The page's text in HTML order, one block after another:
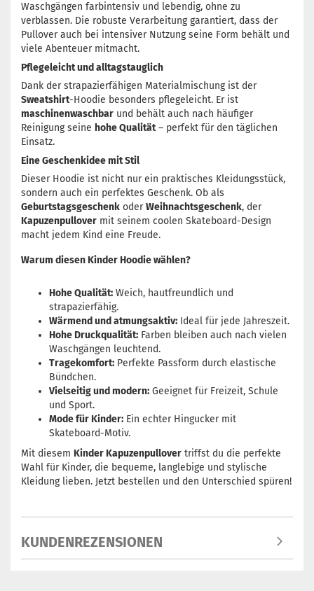
Waschgängen farbintensiv und lebendig, ohne zu
verblassen. Die robuste Verarbeitung garantiert, dass der
Pullover auch bei intensiver Nutzung seine Form behält und
viele Abenteuer mitmacht.
Pflegeleicht und alltagstauglich
Dank der strapazierfähigen Materialmischung ist der
Sweatshirt-Hoodie besonders pflegeleicht. Er ist
maschinenwaschbar und behält auch nach häufiger
Reinigung seine hohe Qualität– perfekt für den täglichen
Einsatz.
Eine Geschenkidee mit Stil
Dieser Hoodie ist nicht nur ein praktisches Kleidungsstück,
sondern auch ein perfektes Geschenk. Ob als
Geburtstagsgeschenk oderWeihnachtsgeschenk, der
Kapuzenpullover mit seinem coolen Skateboard-Design
macht jedem Kind eine Freude.
Warum diesen Kinder Hoodie wählen?
Hohe Qualität: Weich, hautfreundlich und
strapazierfähig.
Wärmend und atmungsaktiv: Ideal für jede Jahreszeit.
Hohe Druckqualität: Farben bleiben auch nach vielen
Waschgängen leuchtend.
Tragekomfort: Perfekte Passform durch elastische
Bündchen.
Vielseitig und modern: Geeignet für Freizeit, Schule
und Sport.
Mode für Kinder: Ein echter Hingucker mit
Skateboard-Motiv.
Mit diesem Kinder Kapuzenpullover triffst du die perfekte
Wahl für Kinder, die bequeme, langlebige und stylische
Kleidung lieben. Jetzt bestellen und den Unterschied spüren!
KUNDENREZENSIONEN